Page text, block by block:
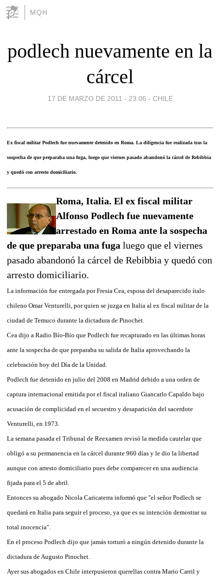
MQH
podlech nuevamente en la
cárcel
17 DE MARZO DE 2011 - 23:06 - CHILE
Ex fiscal militar Podlech fue nuevamente detenido en Roma. La diligencia fue realizada tras la
sospecha de que preparaba una fuga, luego que viernes pasado abandonó la cárcel de Rebibbia
y quedó con arresto domiciliario.
Roma, Italia. El ex fiscal militar
Alfonso Podlech fue nuevamente
arrestado en Roma ante la sospecha
de que preparaba una fuga luego que el viernes
pasado abandonó la cárcel de Rebibbia y quedó con
arresto domiciliario.
La información fue entregada por Fresia Cea, esposa del desaparecido ítalo
chileno Omar Venturelli, por quien se juzga en Italia al ex fiscal militar de la
ciudad de Temuco durante la dictadura de Pinochet.
Cea dijo a Radio Bío-Bío que Podlech fue recapturado en las últimas horas
ante la sospecha de que preparaba su salida de Italia aprovechando la
celebración hoy del Día de la Unidad.
Podlech fue detenido en julio del 2008 en Madrid debido a una orden de
captura internacional emitida por el fiscal italiano Giancarlo Capaldo bajo
acusación de complicidad en el secuestro y desaparición del sacerdote
Venturelli, en 1973.
La semana pasada el Tribunal de Reexamen revisó la medida cautelar que
obligó a su permanencia en la cárcel durante 960 días y le dio la libertad
aunque con arresto domiciliario pues debe comparecer en una audiencia
fijada para el 5 de abril.
Entonces su abogado Nicola Caricaterra informó que "el señor Podlech se
quedará en Italia para seguir el proceso, ya que es su intención demostrar su
total inocencia".
En el proceso Podlech dijo que jamás torturó a ningún detenido durante la
dictadura de Augusto Pinochet.
Ayer sus abogados en Chile interpusieron querellas contra Mario Carril y